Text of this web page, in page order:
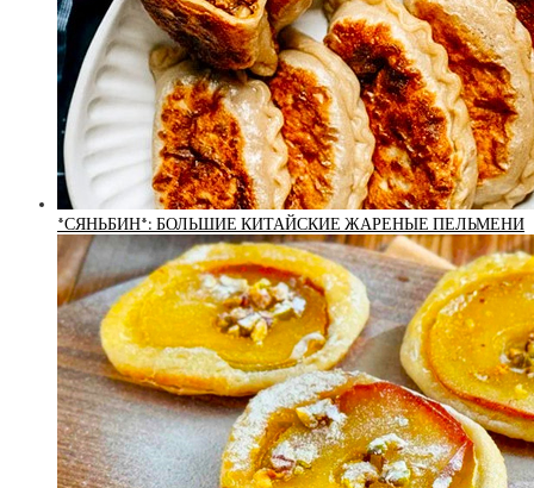
*СЯНЬБИН*: БОЛЬШИЕ КИТАЙСКИЕ ЖАРЕНЫЕ ПЕЛЬМЕНИ